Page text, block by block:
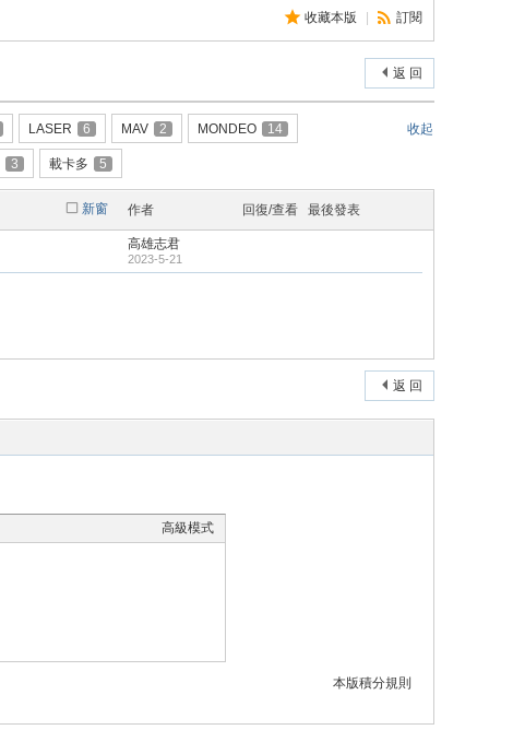
收藏本版 訂閱
返 回
收起
LASER 6 MAV 2 MONDEO 14
3 載卡多 5
新窗 作者 回復/查看 最後發表
高雄志君
2023-5-21
返 回
高級模式
本版積分規則